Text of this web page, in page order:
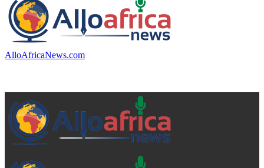
AlloAfricaNews.com